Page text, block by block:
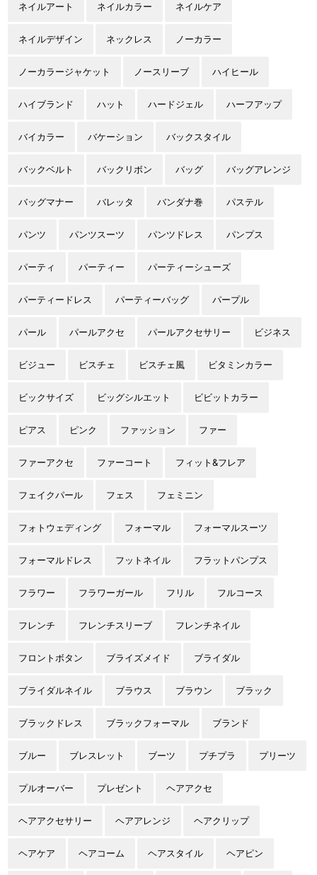
ネイルアート ネイルカラー ネイルケア
ネイルデザイン ネックレス ノーカラー
ノーカラージャケット ノースリーブ ハイヒール
ハイブランド ハット ハードジェル ハーフアップ
バイカラー バケーション バックスタイル
バックベルト バックリボン バッグ バッグアレンジ
バッグマナー バレッタ バンダナ巻 パステル
パンツ パンツスーツ パンツドレス パンプス
パーティ パーティー パーティーシューズ
パーティードレス パーティーバッグ パープル
パール パールアクセ パールアクセサリー ビジネス
ビジュー ビスチェ ビスチェ風 ビタミンカラー
ビックサイズ ビッグシルエット ビビットカラー
ピアス ピンク ファッション ファー
ファーアクセ ファーコート フィット&フレア
フェイクパール フェス フェミニン
フォトウェディング フォーマル フォーマルスーツ
フォーマルドレス フットネイル フラットパンプス
フラワー フラワーガール フリル フルコース
フレンチ フレンチスリーブ フレンチネイル
フロントボタン ブライズメイド ブライダル
ブライダルネイル ブラウス ブラウン ブラック
ブラックドレス ブラックフォーマル ブランド
ブルー ブレスレット ブーツ プチプラ プリーツ
プルオーバー プレゼント ヘアアクセ
ヘアアクセサリー ヘアアレンジ ヘアクリップ
ヘアケア ヘアコーム ヘアスタイル ヘアピン